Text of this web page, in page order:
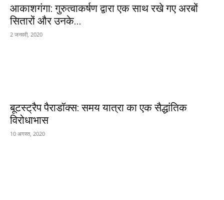
आकाशगंगा: गुरुत्वाकर्षण द्वारा एक साथ रखे गए अरबों
सितारों और उनके...
2 जनवरी, 2020
बूटस्ट्रैप पैराडॉक्स: समय यात्रा का एक सैद्धांतिक
विरोधाभास
10 अगस्त, 2020